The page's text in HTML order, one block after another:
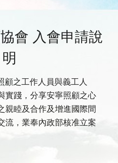
會 入會申請說
明
工作人員與義工人
實踐，分享安寧照顧之心
親睦及合作及增進國際間
流，業奉內政部核准立案